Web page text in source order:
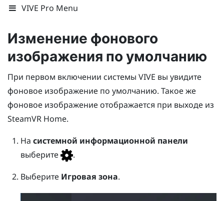
VIVE Pro Menu
Изменение фонового
изображения по умолчанию
При первом включении системы VIVE вы увидите
фоновое изображение по умолчанию. Такое же
фоновое изображение отображается при выходе из
SteamVR Home.
На системной информационной панели
выберите
.
Выберите Игровая зона.